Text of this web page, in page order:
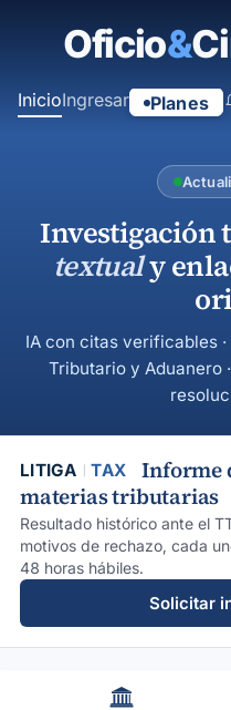
principal
InicioIngresar Planes
Investigación
textualy
IA con citas verificables
Tributario y Aduanero
LITIGA TAX
Informe
materias tributarias
Resultado histórico ante el
motivos de rechazo, cada
48 horas hábiles.
Solicitar